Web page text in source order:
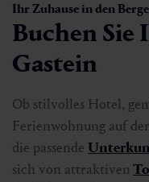
Ihr Zuhause in den
Buchen
Gastein
Ob stilvolles Hotel,
Ferienwohnung auf
die passende
sich von attraktiven